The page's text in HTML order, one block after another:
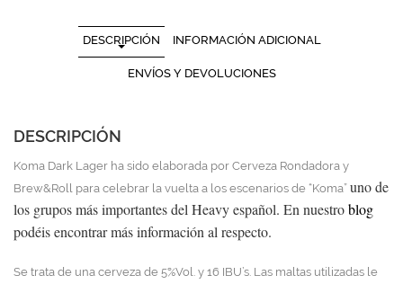
DESCRIPCIÓN INFORMACIÓN ADICIONAL
ENVÍOS Y DEVOLUCIONES
DESCRIPCIÓN
Koma Dark Lager ha sido elaborada por Cerveza Rondadora y
Brew&Roll para celebrar la vuelta a los escenarios de “Koma” uno de
los grupos más importantes del Heavy español. En nuestroblog
podéis encontrar más información al respecto.
Se trata de una cerveza de 5%Vol. y 16 IBU’s. Las maltas utilizadas le